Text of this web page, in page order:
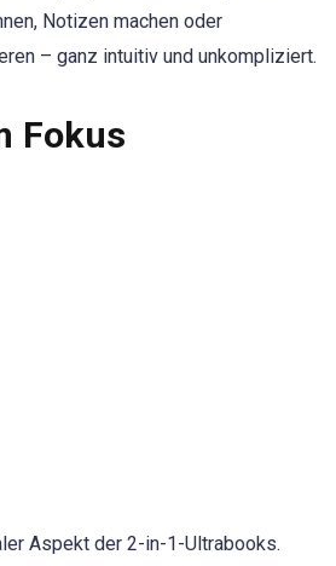
Notizen machen oder
– ganz intuitiv und unkompliziert.
Fokus
Aspekt der 2-in-1-Ultrabooks.